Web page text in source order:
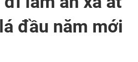
đầu năm mới